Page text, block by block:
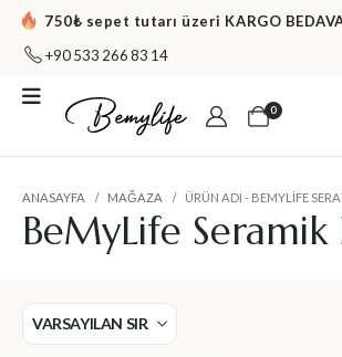
750₺ sepet tutarı üzeri KARGO
+90 533 266 83 14
0
ANASAYFA MAĞAZA ÜRÜN ADI - BEMYLIFE
BeMyLife Seramik